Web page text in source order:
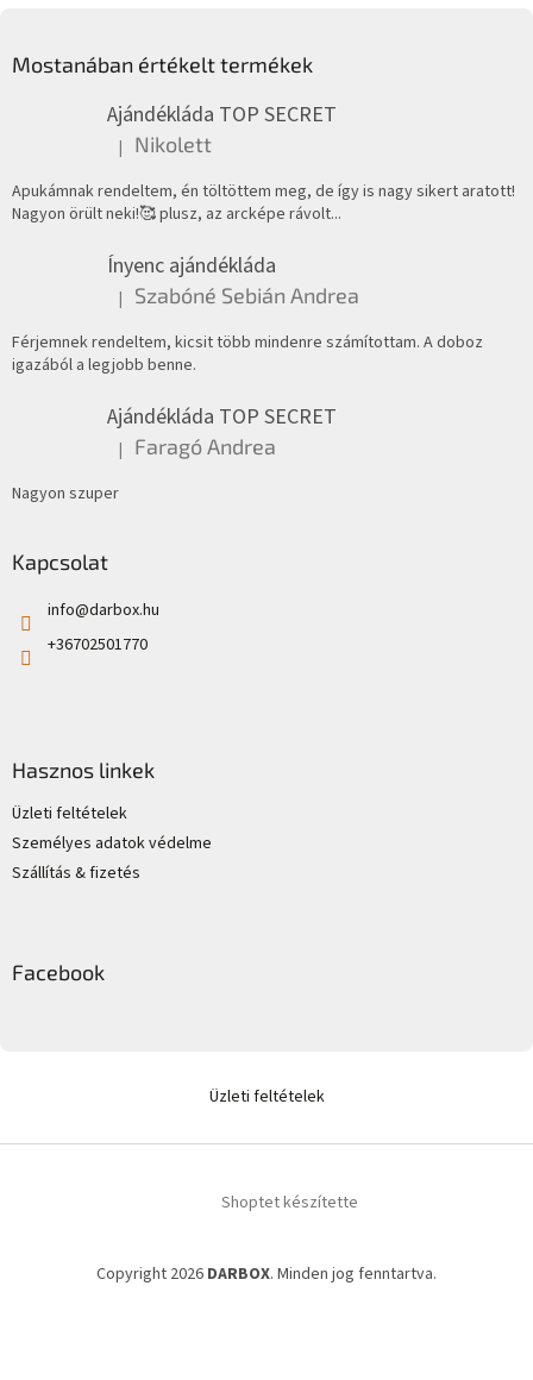
Mostanában értékelt termékek
Ajándékláda TOP SECRET
A termék értékelése 5-ből 5 csillag.
| Nikolett
Apukámnak rendeltem, én töltöttem meg, de így is nagy sikert aratott!
Nagyon örült neki!🥰 plusz, az arcképe rávolt...
Ínyenc ajándékláda
A termék értékelése 5-ből 4 csillag.
| Szabóné Sebián Andrea
Férjemnek rendeltem, kicsit több mindenre számítottam. A doboz
igazából a legjobb benne.
Ajándékláda TOP SECRET
A termék értékelése 5-ből 5 csillag.
| Faragó Andrea
Nagyon szuper
Kapcsolat
info@darbox.hu
+36702501770
Hasznos linkek
Üzleti feltételek
Személyes adatok védelme
Szállítás & fizetés
Facebook
Üzleti feltételek
Shoptet készítette
Copyright 2026 DARBOX. Minden jog fenntartva.